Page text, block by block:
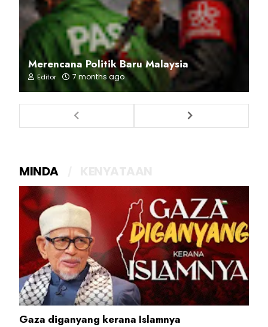
Merencana Politik Baru Malaysia
Editor 7 months ago
MINDA
Gaza diganyang kerana Islamnya